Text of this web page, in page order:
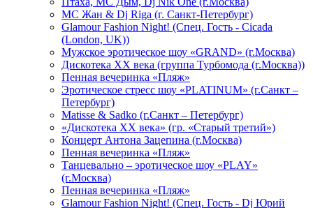
МС Жан & Dj Riga (г. Санкт-Петербург)
Glamour Fashion Night! (Спец. Гость - Cicada
(London, UK))
Мужское эротическое шоу «GRAND» (г.Москва)
Дискотека XX века (группа Турбомода (г.Москва))
Пенная вечеринка «Пляж»
Эротическое стресс шоу «PLATINUM» (г.Санкт –
Петербург)
Matisse & Sadko (г.Санкт – Петербург)
«Дискотека ХХ века» (гр. «Старый третий»)
Концерт Антона Зацепина (г.Москва)
Пенная вечеринка «Пляж»
Танцевально – эротическое шоу «PLAY»
(г.Москва)
Пенная вечеринка «Пляж»
Glamour Fashion Night! (Спец. Гость - Dj Юрий